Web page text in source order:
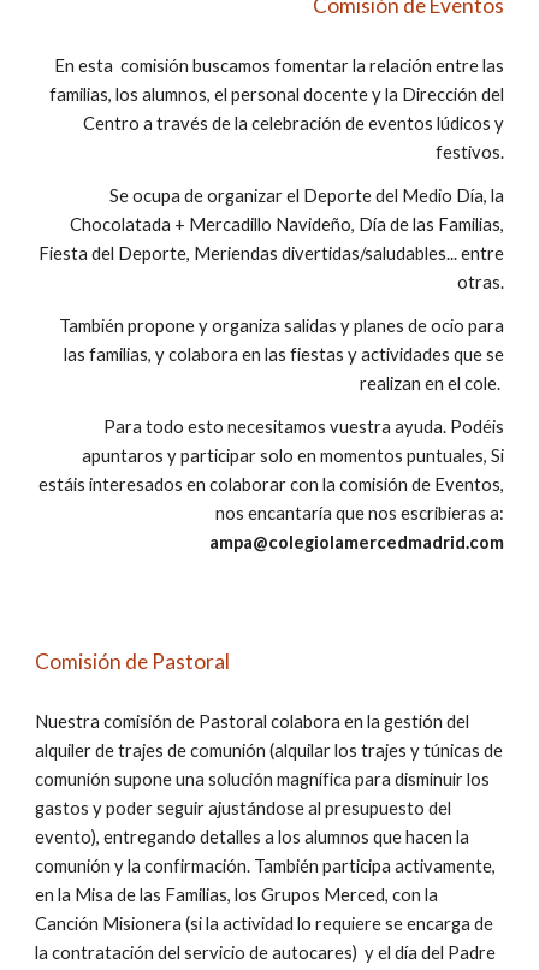
Comisión de Eventos
En esta comisión buscamos fomentar la relación entre las
familias, los alumnos, el personal docente y la Dirección del
Centro a través de la celebración de eventos lúdicos y
festivos.
Se ocupa de organizar el Deporte del Medio Día, la
Chocolatada + Mercadillo Navideño, Día de las Familias,
Fiesta del Deporte, Meriendas divertidas/saludables... entre
otras.
También propone y organiza salidas y planes de ocio para
las familias, ycolabora en las fiestas y actividades que se
realizan en el cole.
Para todo esto necesitamos vuestra ayuda. Podéis
apuntaros yparticiparsolo en momentos puntuales, Si
estáis interesados en colaborar con la comisión de Eventos,
nos encantaría que nos escribieras a:
ampa@colegiolamercedmadrid.com
Comisión de Pastoral
Nuestra comisión de Pastoral colabora en la gestión del
alquiler de trajes de comunión (alquilar los trajes ytúnicas de
comunión supone una solución magnífica para disminuir los
gastos y poder seguir ajustándose al presupuesto del
evento), entregando detalles a los alumnos que hacen la
comunión y la confirmación. También participa activamente,
en la Misa de las Familias, los Grupos Merced, con la
Canción Misionera (si la actividad lo requiere se encarga de
la contratación del servicio de autocares) y el día del Padre